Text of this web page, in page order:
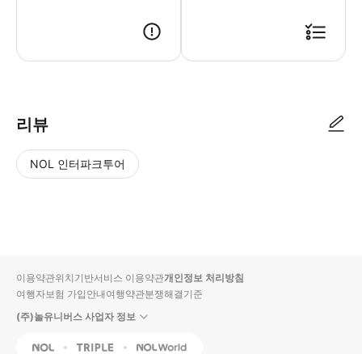
리뷰
NOL 인터파크투어
입니
다.
순
상
이용약관위치기반서비스 이용약관개인정보 처리방침
여행자보험 가입안내여행약관분쟁해결기준
(주)놀유니버스 사업자 정보